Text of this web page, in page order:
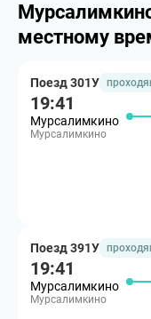
местному
Поезд 301У
19:41
Мурсалимкино
Мурсалимкино
Поезд 391У
19:41
Мурсалимкино
Мурсалимкино